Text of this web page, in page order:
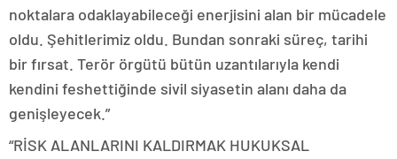
noktalara odaklayabileceği enerjisini alan bir mücadele
oldu. Şehitlerimiz oldu. Bundan sonraki süreç, tarihi
bir fırsat. Terör örgütü bütün uzantılarıyla kendi
kendini feshettiğinde sivil siyasetin alanı daha da
genişleyecek.”
“RİSK ALANLARINI KALDIRMAK HUKUKSAL